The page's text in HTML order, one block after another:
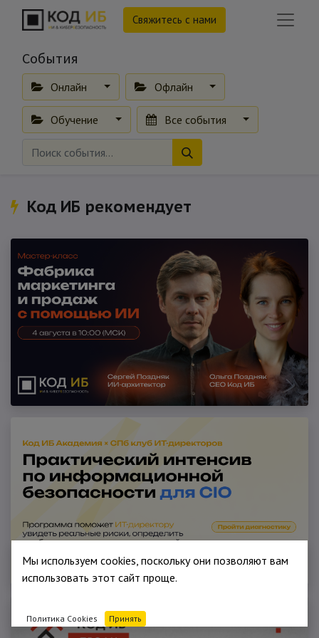
Свяжитесь с нами
События
Онлайн Офлайн
Обучение Все события
Код ИБ рекомендует
Мы используем cookies, поскольку они позволяют вам
использовать этот сайт проще.
Политика Cookies Принять